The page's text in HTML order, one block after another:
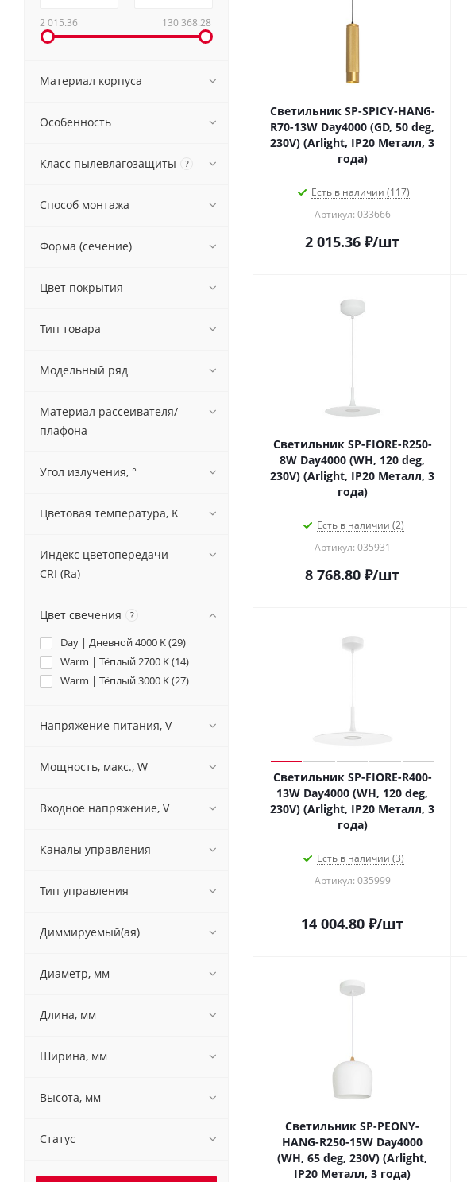
Светильник SP-SPICY-HANG-
R70-13W Day4000 (GD, 50 deg,
230V) (Arlight, IP20 Металл, 3
года)
Есть в наличии (117)
Артикул: 033666
2 015.36 ₽/шт
Светильник SP-FIORE-R250-
8W Day4000 (WH, 120 deg,
230V) (Arlight, IP20 Металл, 3
года)
Есть в наличии (2)
Артикул: 035931
8 768.80 ₽/шт
Светильник SP-FIORE-R400-
13W Day4000 (WH, 120 deg,
230V) (Arlight, IP20 Металл, 3
года)
Есть в наличии (3)
Артикул: 035999
14 004.80 ₽/шт
Светильник SP-PEONY-
HANG-R250-15W Day4000
(WH, 65 deg, 230V) (Arlight,
IP20 Металл, 3 года)
2 015.36 130 368.28
Материал корпуса
Особенность
Класс пылевлагозащиты ?
Способ монтажа
Форма (сечение)
Цвет покрытия
Тип товара
Модельный ряд
Материал рассеивателя/
плафона
Угол излучения, °
Цветовая температура, K
Индекс цветопередачи
CRI (Ra)
Цвет свечения ?
Day | Дневной 4000 K (29)
Warm | Тёплый 2700 K (14)
Warm | Тёплый 3000 K (27)
Напряжение питания, V
Мощность, макс., W
Входное напряжение, V
Каналы управления
Тип управления
Диммируемый(ая)
Диаметр, мм
Длина, мм
Ширина, мм
Высота, мм
Статус